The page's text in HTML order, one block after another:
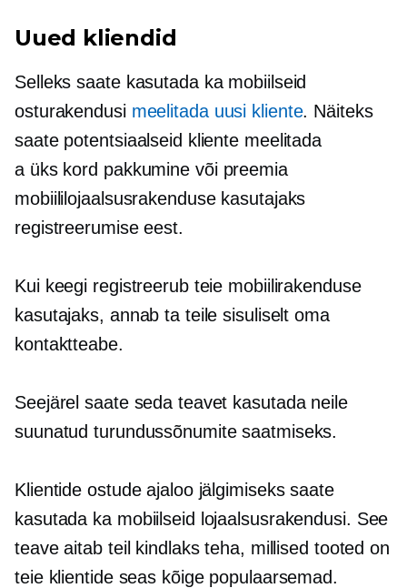
Uued kliendid
Selleks saate kasutada ka mobiilseid
osturakendusi meelitada uusi kliente. Näiteks
saate potentsiaalseid kliente meelitada
a üks kord pakkumine või preemia
mobiililojaalsusrakenduse kasutajaks
registreerumise eest.
Kui keegi registreerub teie mobiilirakenduse
kasutajaks, annab ta teile sisuliselt oma
kontaktteabe.
Seejärel saate seda teavet kasutada neile
suunatud turundussõnumite saatmiseks.
Klientide ostude ajaloo jälgimiseks saate
kasutada ka mobiilseid lojaalsusrakendusi. See
teave aitab teil kindlaks teha, millised tooted on
teie klientide seas kõige populaarsemad.